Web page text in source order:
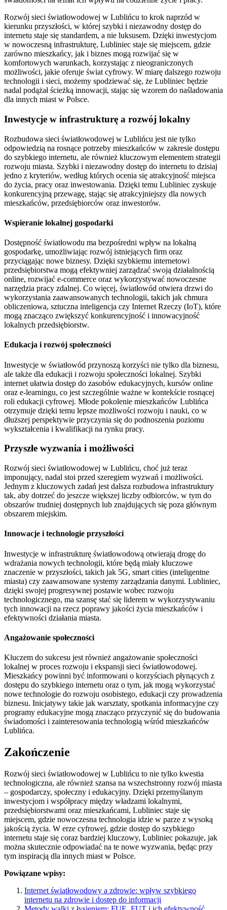
Rozwój sieci światłowodowej w Lublińcu to krok naprzód w
kierunku przyszłości, w której szybki i niezawodny dostęp do
internetu staje się standardem, a nie luksusem. Dzięki inwestycjom
w nowoczesną infrastrukturę, Lubliniec staje się miejscem, gdzie
zarówno mieszkańcy, jak i biznes mogą rozwijać się w
komfortowych warunkach, korzystając z nieograniczonych
możliwości, jakie oferuje świat cyfrowy. W miarę dalszego rozwoju
technologii i sieci, możemy spodziewać się, że Lubliniec będzie
nadal podążał ścieżką innowacji, stając się wzorem do naśladowania
dla innych miast w Polsce.
Inwestycje w infrastrukturę a rozwój lokalny
Rozbudowa sieci światłowodowej w Lublińcu jest nie tylko
odpowiedzią na rosnące potrzeby mieszkańców w zakresie dostępu
do szybkiego internetu, ale również kluczowym elementem strategii
rozwoju miasta. Szybki i niezawodny dostęp do internetu to dzisiaj
jedno z kryteriów, według których ocenia się atrakcyjność miejsca
do życia, pracy oraz inwestowania. Dzięki temu Lubliniec zyskuje
konkurencyjną przewagę, stając się atrakcyjniejszy dla nowych
mieszkańców, przedsiębiorców oraz inwestorów.
Wspieranie lokalnej gospodarki
Dostępność światłowodu ma bezpośredni wpływ na lokalną
gospodarkę, umożliwiając rozwój istniejących firm oraz
przyciągając nowe biznesy. Dzięki szybkiemu internetowi
przedsiębiorstwa mogą efektywniej zarządzać swoją działalnością
online, rozwijać e-commerce oraz wykorzystywać nowoczesne
narzędzia pracy zdalnej. Co więcej, światłowód otwiera drzwi do
wykorzystania zaawansowanych technologii, takich jak chmura
obliczeniowa, sztuczna inteligencja czy Internet Rzeczy (IoT), które
mogą znacząco zwiększyć konkurencyjność i innowacyjność
lokalnych przedsiębiorstw.
Edukacja i rozwój społeczności
Inwestycje w światłowód przynoszą korzyści nie tylko dla biznesu,
ale także dla edukacji i rozwoju społeczności lokalnej. Szybki
internet ułatwia dostęp do zasobów edukacyjnych, kursów online
oraz e-learningu, co jest szczególnie ważne w kontekście rosnącej
roli edukacji cyfrowej. Młode pokolenie mieszkańców Lublińca
otrzymuje dzięki temu lepsze możliwości rozwoju i nauki, co w
dłuższej perspektywie przyczynia się do podnoszenia poziomu
wykształcenia i kwalifikacji na rynku pracy.
Przyszłe wyzwania i możliwości
Rozwój sieci światłowodowej w Lublińcu, choć już teraz
imponujący, nadal stoi przed szeregiem wyzwań i możliwości.
Jednym z kluczowych zadań jest dalsza rozbudowa infrastruktury
tak, aby dotrzeć do jeszcze większej liczby odbiorców, w tym do
obszarów trudniej dostępnych lub znajdujących się poza głównym
obszarem miejskim.
Innowacje i technologie przyszłości
Inwestycje w infrastrukturę światłowodową otwierają drogę do
wdrażania nowych technologii, które będą miały kluczowe
znaczenie w przyszłości, takich jak 5G, smart cities (inteligentne
miasta) czy zaawansowane systemy zarządzania danymi. Lubliniec,
dzięki swojej progresywnej postawie wobec rozwoju
technologicznego, ma szansę stać się liderem w wykorzystywaniu
tych innowacji na rzecz poprawy jakości życia mieszkańców i
efektywności działania miasta.
Angażowanie społeczności
Kluczem do sukcesu jest również angażowanie społeczności
lokalnej w proces rozwoju i ekspansji sieci światłowodowej.
Mieszkańcy powinni być informowani o korzyściach płynących z
dostępu do szybkiego internetu oraz o tym, jak mogą wykorzystać
nowe technologie do rozwoju osobistego, edukacji czy prowadzenia
biznesu. Inicjatywy takie jak warsztaty, spotkania informacyjne czy
programy edukacyjne mogą znacząco przyczynić się do budowania
świadomości i zainteresowania technologią wśród mieszkańców
Lublińca.
Zakończenie
Rozwój sieci światłowodowej w Lublińcu to nie tylko kwestia
technologiczna, ale również szansa na wszechstronny rozwój miasta
– gospodarczy, społeczny i edukacyjny. Dzięki przemyślanym
inwestycjom i współpracy między władzami lokalnymi,
przedsiębiorstwami oraz mieszkańcami, Lubliniec staje się
miejscem, gdzie nowoczesna technologia idzie w parze z wysoką
jakością życia. W erze cyfrowej, gdzie dostęp do szybkiego
internetu staje się coraz bardziej kluczowy, Lubliniec pokazuje, jak
można skutecznie odpowiadać na te nowe wyzwania, będąc przy
tym inspiracją dla innych miast w Polsce.
Powiązane wpisy:
Internet światłowodowy a zdrowie: wpływ szybkiego
internetu na zdrowie i dostęp do informacji